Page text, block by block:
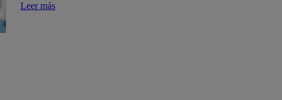
Leer más